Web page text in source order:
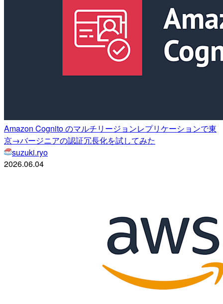
Amazon Cognito のマルチリージョンレプリケーションで東
京→バージニアの認証冗長化を試してみた
suzuki.ryo
2026.06.04